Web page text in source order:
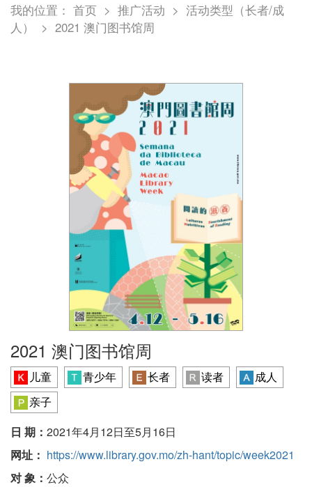
我的位置： 首页 > 推广活动 > 活动类型（长者/成
人）
> 2021 澳门图书馆周
2021 澳门图书馆周
儿童 青少年 长者 读者
成人
亲子
日 期： 2021年4月12日至5月16日
网址： https://www.library.gov.mo/zh-hant/topic/week2021
对 象： 公众